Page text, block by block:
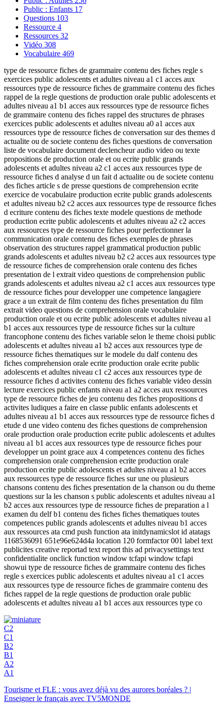
Public : Enfants 17
Questions 103
Ressource 4
Ressources 32
Vidéo 308
Vocabulaire 469
type de ressource fiches de grammaire contenu des fiches regle s
exercices public adolescents et adultes niveau a1 c1 acces aux
ressources type de ressource fiches de grammaire contenu des fiches
rappel de la regle questions de production orale public adolescents et
adultes niveau a1 b1 acces aux ressources type de ressource fiches
de grammaire contenu des fiches rappel des structures de phrases
exercices public adolescents et adultes niveau a0 a1 acces aux
ressources type de ressource fiches de conversation sur des themes d
actualite ou de societe contenu des fiches questions de conversation
liste de vocabulaire document declencheur audio video ou texte
propositions de production orale et ou ecrite public grands
adolescents et adultes niveau a2 c1 acces aux ressources type de
ressource fiches d analyse d un fait d actualite ou de societe contenu
des fiches article s de presse questions de comprehension ecrite
exercice de vocabulaire production ecrite public grands adolescents
et adultes niveau b2 c2 acces aux ressources type de ressource fiches
d ecriture contenu des fiches texte modele questions de methode
production ecrite public adolescents et adultes niveau a2 c2 acces
aux ressources type de ressource fiches pour perfectionner la
communication orale contenu des fiches exemples de phrases
observation des structures rappel grammatical production public
grands adolescents et adultes niveau b2 c2 acces aux ressources type
de ressource fiches de comprehension orale contenu des fiches
presentation de l extrait video questions de comprehension public
grands adolescents et adultes niveau a2 c1 acces aux ressources type
de ressource fiches pour developper une competence langagiere
grace a un extrait de film contenu des fiches presentation du film
extrait video questions de comprehension orale vocabulaire
production orale et ou ecrite public adolescents et adultes niveau a1
b1 acces aux ressources type de ressource fiches sur la culture
francophone contenu des fiches variable selon le theme choisi public
adolescents et adultes niveau a1 b2 acces aux ressources type de
ressource fiches thematiques sur le modele du dalf contenu des
fiches comprehension orale ecrite production orale ecrite public
adolescents et adultes niveau c1 c2 acces aux ressources type de
ressource fiches d activites contenu des fiches variable video dessin
lecture exercices public enfants niveau a1 a2 acces aux ressources
type de ressource fiches de jeu contenu des fiches propositions d
activites ludiques a faire en classe public enfants adolescents et
adultes niveau a1 b1 acces aux ressources type de ressource fiches d
etude d une video contenu des fiches questions de comprehension
orale production orale production ecrite public adolescents et adultes
niveau a1 b1 acces aux ressources type de ressource fiches pour
developper un point grace aux 4 competences contenu des fiches
comprehension orale comprehension ecrite production orale
production ecrite public adolescents et adultes niveau a1 b2 acces
aux ressources type de ressource fiches sur une ou plusieurs
chansons contenu des fiches presentation de la chanson ou du theme
questions sur la les chanson s public adolescents et adultes niveau a1
b2 acces aux ressources type de ressource fiches de preparation a l
examen du delf b1 contenu des fiches fiches thematiques toutes
competences public grands adolescents et adultes niveau b1 acces
aux ressources ata cmd push function ata initdynamicslot id atatags
1168536091 651e96e624d4a location 120 formfactor 001 label text
publicites creative reportad text report this ad privacysettings text
confidentialite onclick function window tcfapi window tcfapi
showui type de ressource fiches de grammaire contenu des fiches
regle s exercices public adolescents et adultes niveau a1 c1 acces
aux ressources type de ressource fiches de grammaire contenu des
fiches rappel de la regle questions de production orale public
adolescents et adultes niveau a1 b1 acces aux ressources type co
C2
C1
B2
B1
A2
A1
Tourisme et FLE : vous avez déjà vu des aurores boréales ? |
Enseigner le français avec TV5MONDE